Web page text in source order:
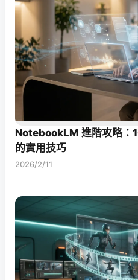
NotebookLM 進階攻略：
的實用技巧
2026/2/11